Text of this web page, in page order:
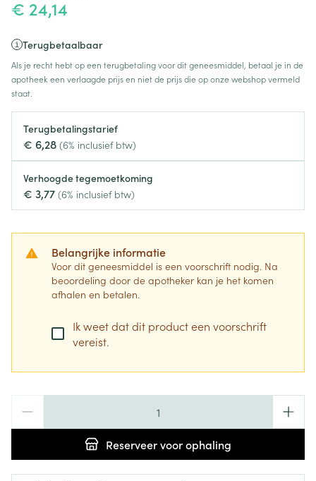
€ 24,14
Terugbetaalbaar
Als je recht hebt op een terugbetaling voor dit geneesmiddel, betaal je in de
apotheek een verlaagde prijs en niet de prijs die op onze webshop vermeld
staat.
Terugbetalingstarief
€ 6,28 (6% inclusief btw)
Verhoogde tegemoetkoming
€ 3,77 (6% inclusief btw)
Belangrijke informatie
Voor dit geneesmiddel is een voorschrift nodig. Na
beoordeling door de apotheker kan je het komen
afhalen en betalen.
Ik weet dat dit product een voorschrift
vereist.
Reserveervoor ophaling